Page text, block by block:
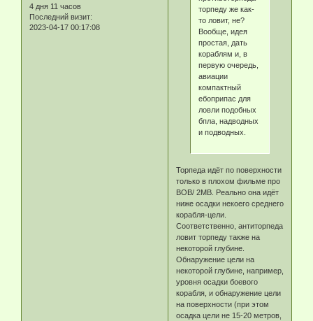
4 дня 11 часов
Последний визит:
2023-04-17 00:17:08
торпеду же как-
то ловит, не?
Вообще, идея
простая, дать
кораблям и, в
первую очередь,
авиации
компактный
ебоприпас для
ловли подобных
бпла, надводных
и подводных.
Торпеда идёт по поверхности
только в плохом фильме про
ВОВ/ 2МВ. Реально она идёт
ниже осадки некоего среднего
корабля-цели.
Соответственно, антиторпеда
ловит торпеду также на
некоторой глубине.
Обнаружение цели на
некоторой глубине, например,
уровня осадки боевого
корабля, и обнаружение цели
на поверхности (при этом
осадка цели не 15-20 метров,